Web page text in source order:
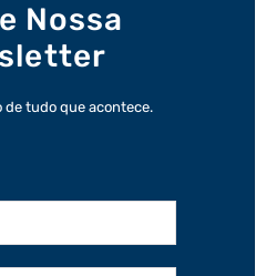
Nossa
de tudo que acontece.